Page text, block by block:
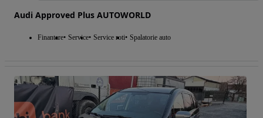
Audi Approved Plus AUTOWORLD
Finantare Service Service roti Spalatorie auto